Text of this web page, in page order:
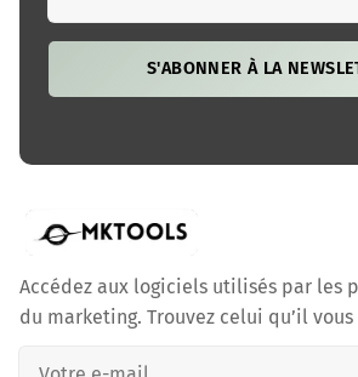
S'ABONNER À LA
Accédez aux logiciels utilisés par les
du marketing. Trouvez celui qu’il